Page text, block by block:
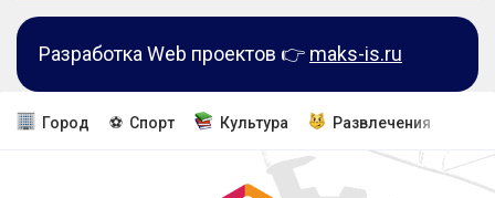
Разработка Web проектов 👉 maks-is.ru
Город ⚽ Спорт Культура Развлечения